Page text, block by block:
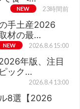
NEW 23時間前
手土産2026
材の最…
NEW 2026.8.6 15:00
年版、注目
ック…
2026.8.4 13:00
8選【2026